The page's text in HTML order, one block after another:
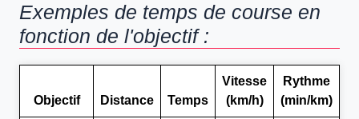
Exemples de temps de course en
fonction de l'objectif :
Objectif Distance Temps
Vitesse
(km/h)
Rythme
(min/km)